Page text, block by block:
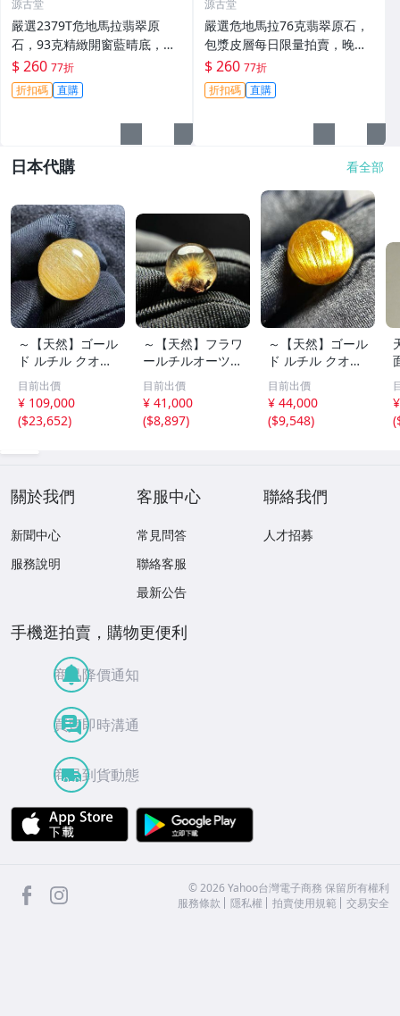
源古堂
嚴選2379T危地馬拉翡翠原
石，93克精緻開窗藍晴底，每
日晚11點截標。真實拍賣，成
交保證。 危地馬拉 碧玉 翡翠
$ 260 77折
折扣碼 直購
源古堂
嚴選危地馬拉76克翡翠原石，
包漿皮層每日限量拍賣，晚上1
1點截標。真實成交保證，收藏
推薦。 危地馬拉 翡翠 原石
$ 260 77折
折扣碼 直購
日本代購 看全部
～【天然】ゴール
ド ルチル クオー
ツ 丸玉 18.2mm
8.5g
目前出價
¥ 109,000
($23,652)
～【天然】フラワ
ールチルオーツ
丸玉 10.5mm 1.6
g
目前出價
¥ 41,000
($8,897)
～【天然】ゴール
ド ルチル クオー
ツ 丸玉 13.7mm
3.7g
目前出價
¥ 44,000
($9,548)
(
關於我們
新聞中心
服務說明
客服中心
常見問答
聯絡客服
最新公告
聯絡我們
人才招募
手機逛拍賣，購物更便利
商品降價通知
買賣即時溝通
商品到貨動態
APP Store
facebook ©2026 Yahoo台灣電子商務 保留所有權利
服務條款
隱私權 拍賣使用規範 交易安全